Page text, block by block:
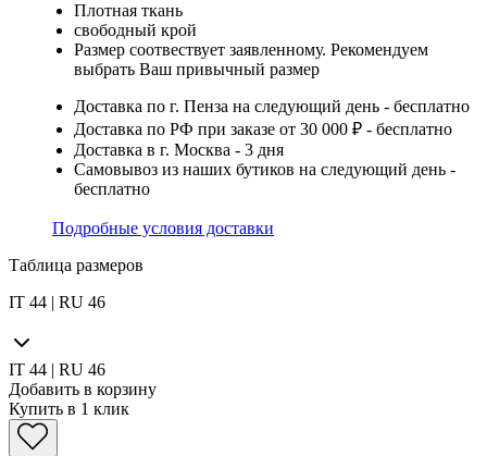
Плотная ткань
свободный крой
Размер соотвествует заявленному. Рекомендуем
выбрать Ваш привычный размер
Доставка по г. Пенза на следующий день - бесплатно
Доставка по РФ при заказе от 30 000 ₽ - бесплатно
Доставка в г. Москва - 3 дня
Самовывоз из наших бутиков на следующий день -
бесплатно
Подробные условия доставки
Таблица размеров
IT 44 | RU 46
IT 44 | RU 46
Добавить в корзину
Купить в 1 клик